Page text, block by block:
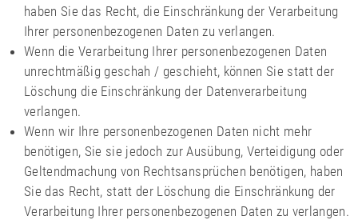
haben Sie das Recht, die Einschränkung der Verarbeitung
Ihrer personenbezogenen Daten zu verlangen.
Wenn die Verarbeitung Ihrer personenbezogenen Daten
unrechtmäßig geschah / geschieht, können Sie statt der
Löschung die Einschränkung der Datenverarbeitung
verlangen.
Wenn wir Ihre personenbezogenen Daten nicht mehr
benötigen, Sie sie jedoch zur Ausübung, Verteidigung oder
Geltendmachung von Rechtsansprüchen benötigen, haben
Sie das Recht, statt der Löschung die Einschränkung der
Verarbeitung Ihrer personenbezogenen Daten zu verlangen.